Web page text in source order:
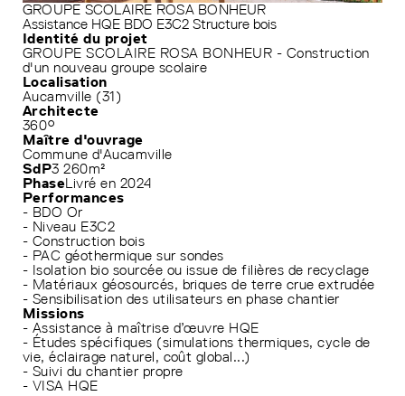
GROUPE SCOLAIRE ROSA BONHEUR
Assistance HQE BDO E3C2 Structure bois
Identité du projet
GROUPE SCOLAIRE ROSA BONHEUR - Construction
d'un nouveau groupe scolaire
Localisation
Aucamville (31)
Architecte
360°
Maître d'ouvrage
Commune d'Aucamville
SdP3 260m²
PhaseLivré en 2024
Performances
- BDO Or
- Niveau E3C2
- Construction bois
- PAC géothermique sur sondes
- Isolation bio sourcée ou issue de filières de recyclage
- Matériaux géosourcés, briques de terre crue extrudée
- Sensibilisation des utilisateurs en phase chantier
Missions
- Assistance à maîtrise d’œuvre HQE
- Études spécifiques (simulations thermiques, cycle de
vie, éclairage naturel, coût global...)
- Suivi du chantier propre
- VISA HQE